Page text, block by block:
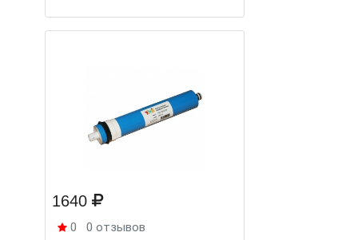
1640
0 0 отзывов